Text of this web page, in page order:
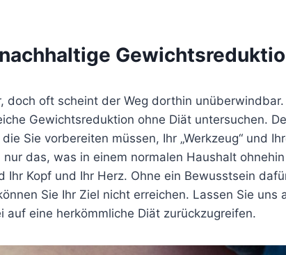
doch oft scheint der Weg dorthin
Gewichtsreduktion ohne Diät untersuchen.
Sie vorbereiten müssen, Ihr „Werkzeug“ und
das, was in einem normalen Haushalt
Kopf und Ihr Herz. Ohne ein Bewusstsein
Sie Ihr Ziel nicht erreichen. Lassen Sie uns
eine herkömmliche Diät zurückzugreifen.